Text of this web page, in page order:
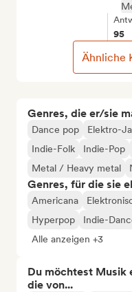
Genres, die er/sie
Dance pop Elektro-
Indie-Folk
Indie-Pop
Metal / Heavy metal
Genres, für die sie
Americana
Hyperpop
Indie-
Alle anzeigen +3
Du möchtest Musik
die von...
95
Ähnliche